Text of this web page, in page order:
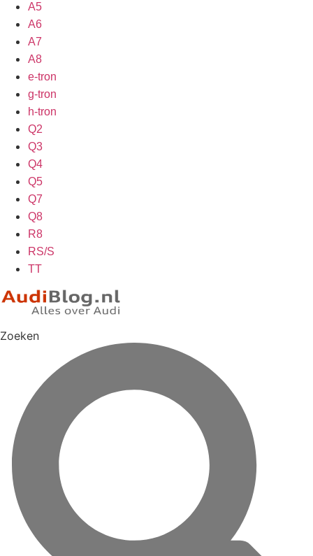
A5
A6
A7
A8
e-tron
g-tron
h-tron
Q2
Q3
Q4
Q5
Q7
Q8
R8
RS/S
TT
Zoeken